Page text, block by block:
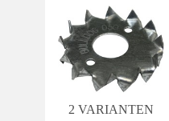
2 VARIANTEN